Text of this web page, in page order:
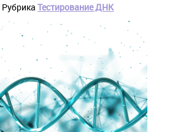
Рубрика Тестирование ДНК